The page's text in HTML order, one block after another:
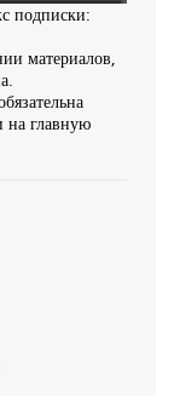
подписки:
материалов,
на главную